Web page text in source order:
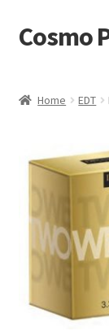
Ga
door
navigatie
Ga
direct
de
inhoud
Cosmo
Contact
Shop
Home EDT